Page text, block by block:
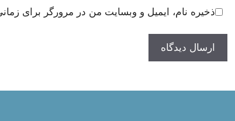
ذخیره نام، ایمیل و وبسایت من در مرورگر برای